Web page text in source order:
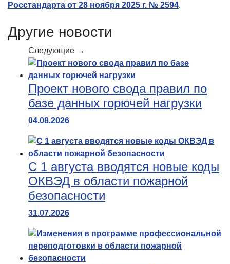
Росстандарта от 28 ноября 2025 г. № 2594.
Другие новости
Следующие →
Проект нового свода правил по
базе данных горючей нагрузки
04.08.2026
С 1 августа вводятся новые коды
ОКВЭД в области пожарной
безопасности
31.07.2026